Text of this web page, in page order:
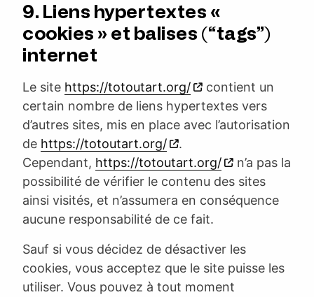
9. Liens hypertextes «
cookies » et balises (“tags”)
internet
Le site https://totoutart.org/
contient un
certain nombre de liens hypertextes vers
d’autres sites, mis en place avec l’autorisation
de https://totoutart.org/
.
Cependant, https://totoutart.org/
n’a pas la
possibilité de vérifier le contenu des sites
ainsi visités, et n’assumera en conséquence
aucune responsabilité de ce fait.
Sauf si vous décidez de désactiver les
cookies, vous acceptez que le site puisse les
utiliser. Vous pouvez à tout moment